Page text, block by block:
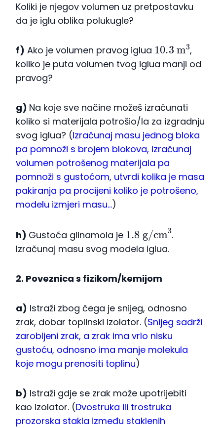
Koliki je njegov volumen uz pretpostavku
da je iglu oblika polukugle?
f) Ako je volumen pravog iglua
10.3m3
,
koliko je puta volumen tvog iglua manji od
pravog?
g) Na koje sve načine možeš izračunati
koliko si materijala potrošio/la za izgradnju
svog iglua? (Izračunaj masu jednog bloka
pa pomnoži s brojem blokova, izračunaj
volumen potrošenog materijala pa
pomnoži s gustoćom, utvrdi kolika je masa
pakiranja pa procijeni koliko je potrošeno,
modelu izmjeri masu…)
h) Gustoća glinamola je
1.8g/cm
.
Izračunaj masu svog modela iglua.
2. Poveznica s fizikom/kemijom
a) Istraži zbog čega je snijeg, odnosno
zrak, dobar toplinski izolator. (Snijeg sadrži
zarobljeni zrak, a zrak ima vrlo nisku
gustoću, odnosno ima manje molekula
koje mogu prenositi toplinu)
b) Istraži gdje se zrak može upotrijebiti
kao izolator. (Dvostruka ili trostruka
prozorska stakla između staklenih